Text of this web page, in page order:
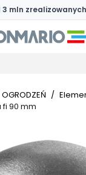
strony
3 mln
OGRODZEŃ /
90 mm